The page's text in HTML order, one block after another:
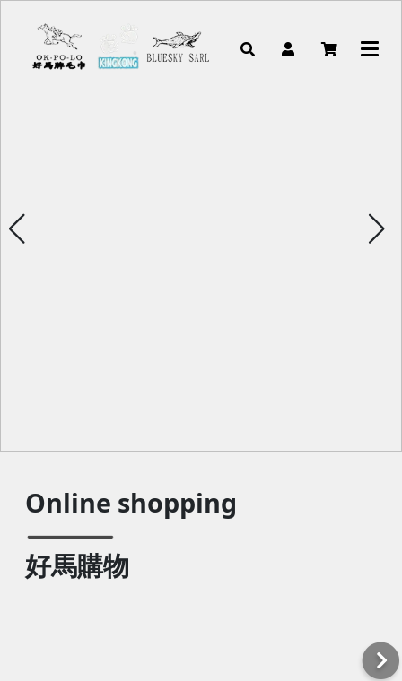
Online shopping
好馬購物